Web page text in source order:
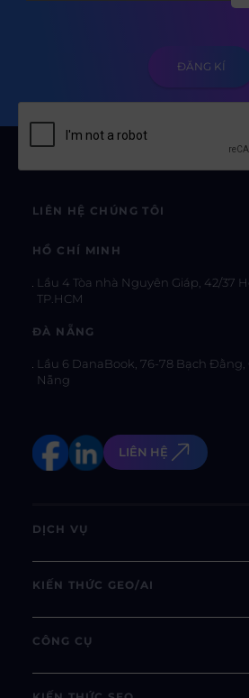
LIÊN HỆ CHÚNG TÔI
HỒ CHÍ MINH
Lầu 4 Tòa nhà Nguyên Giáp, 42/37
TP.HCM
ĐÀ NẴNG
Lầu 6 DanaBook, 76-78 Bạch
Nẵng
LIÊN HỆ
DỊCH VỤ
KIẾN THỨC GEO/AI
CÔNG CỤ